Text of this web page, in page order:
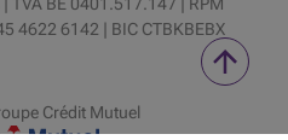
4622 6142 | BIC CTBKBEBX
Crédit Mutuel